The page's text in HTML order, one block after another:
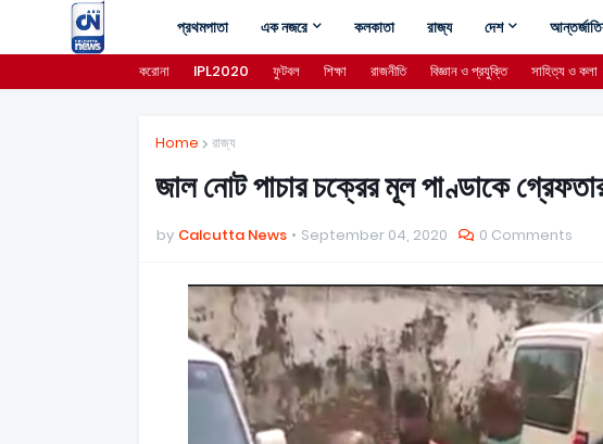
প্রথমপাতা এক নজরে কলকাতা রাজ্য দেশ
করোনা IPL2020 ফুটবল শিক্ষা রাজনীতি বিজ্ঞান ও প্রযুক্তি সাহিত্য ও কলা
Home রাজ্য
জাল নোট পাচার চক্রের মূল পাণ্ডাকে
by Calcutta News September 04, 2020 0 Comments